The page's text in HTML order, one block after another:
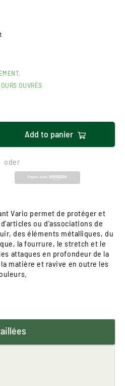
OUVRÉS
Add to panier
oder
Vario permet de protéger et
ou d'associations de
des éléments métalliques, du
la fourrure, le stretch et le
attaques en profondeur de la
matière et ravive en outre les